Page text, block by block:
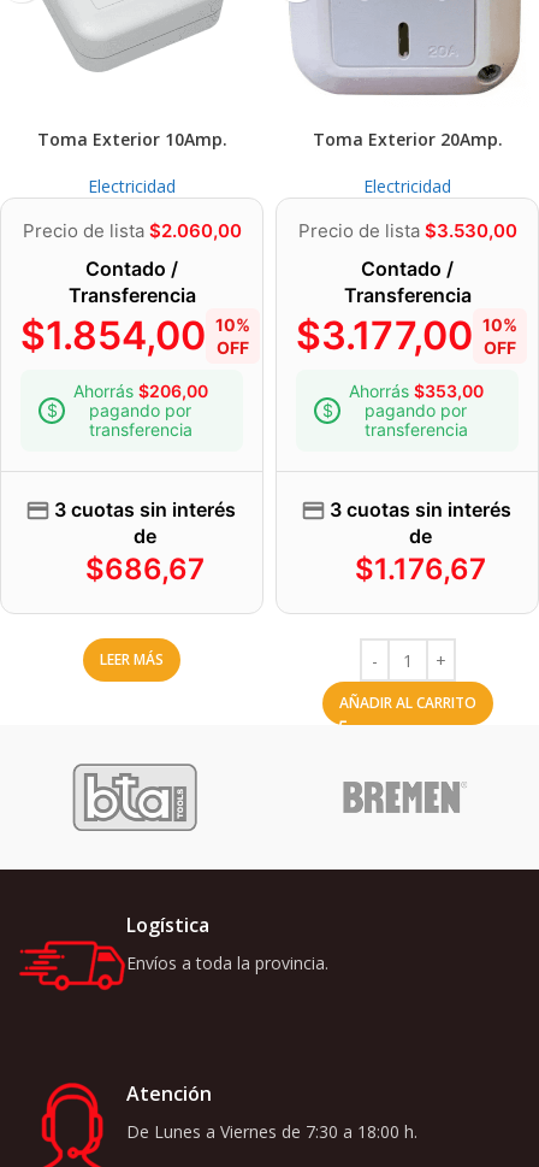
Toma Exterior 10Amp.
Electricidad
Precio de lista $2.060,00
Contado /
Transferencia
$1.854,00 10%
OFF
Ahorrás $206,00
pagando por
transferencia
3 cuotas sin interés
de
$686,67
LEER MÁS
Toma Exterior 20Amp.
Electricidad
Precio de lista $3.530,00
Contado /
Transferencia
$3.177,00 10%
OFF
Ahorrás $353,00
pagando por
transferencia
3 cuotas sin interés
de
$1.176,67
AÑADIR AL CARRITO
Logística
Envíos a toda la provincia.
Atención
De Lunes a Viernes de 7:30 a 18:00 h.